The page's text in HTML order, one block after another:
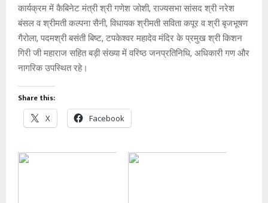
कार्यक्रम में कैबिनेट मंत्री श्री गणेश जोशी, राज्यसभा सांसद श्री नरेश
बंसल व श्रीमती कल्पना सैनी, विधायक श्रीमती सविता कपूर व श्री बृजभूषण
गैरोला, पदमश्री बसंती बिष्ट, टपकेश्वर महादेव मंदिर के प्रमुख श्री किशन
गिरी जी महाराज सहित बड़ी संख्या में वरिष्ठ जनप्रतिनिधि, अधिकारी गण और
नागरिक उपस्थित रहे।
Share this:
X Facebook